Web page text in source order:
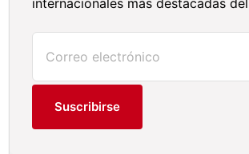
internacionales más destacadas
Suscribirse